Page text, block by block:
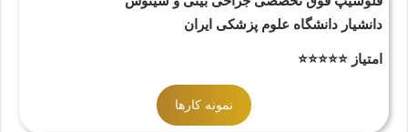
دانشیار دانشگاه علوم پزشکی ایران
امتیاز ⭐⭐⭐⭐⭐
نمونه کارها